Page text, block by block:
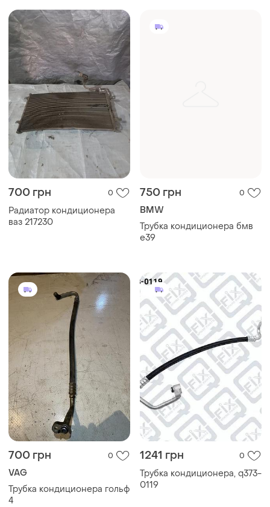
700 грн 0
Радиатор кондиционера
ваз 217230
750 грн 0
BMW
Трубка кондиционера бмв
е39
700 грн 0
VAG
Трубка кондиционера гольф
4
1241 грн 0
Трубка кондиционера, q373-
0119